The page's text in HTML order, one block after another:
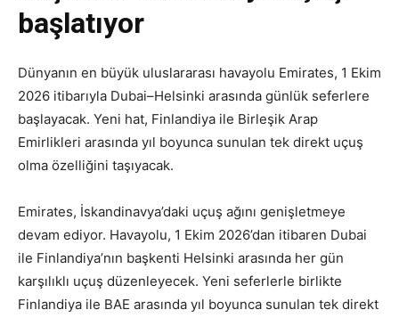
başlatıyor
Dünyanın en büyük uluslararası havayolu Emirates, 1 Ekim
2026 itibarıyla Dubai–Helsinki arasında günlük seferlere
başlayacak. Yeni hat, Finlandiya ile Birleşik Arap
Emirlikleri arasında yıl boyunca sunulan tek direkt uçuş
olma özelliğini taşıyacak.
Emirates, İskandinavya’daki uçuş ağını genişletmeye
devam ediyor. Havayolu, 1 Ekim 2026’dan itibaren Dubai
ile Finlandiya’nın başkenti Helsinki arasında her gün
karşılıklı uçuş düzenleyecek. Yeni seferlerle birlikte
Finlandiya ile BAE arasında yıl boyunca sunulan tek direkt